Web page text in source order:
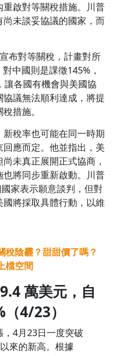
啟對等關稅措施。川普
未談妥協議的國家，而
布對等關稅，計畫對所
中國則是課徵145%，
讓各國有機會與美國協
議無法順利達成，將提
措施。
稅率也可能在同一時期
應而定。他並指出，美
未真正展開正式協商，
將同步重新啟動。川普
家表示願意談判，但對
將採取具體行動，以維
稅陰霾？甜甜價了嗎？
檔空間
萬美元，自
4/23）
4月23日一度突破
來的新高。根據